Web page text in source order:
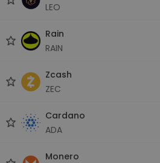
LEO
Rain
RAIN
Zcash
ZEC
Cardano
ADA
Monero